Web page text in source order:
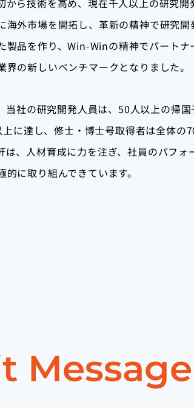
から技術を高め、現在千人以上の研究開
海外市場を開拓し、革新の精神で研究開
製品を作り、Win-Winの精神でパートナ
の新しいベンチマークとなりました。
社の研究開発人員は、50人以上の帰国
に達し、修士・博士号取得者は全体の
は、人材育成に力を注ぎ、社員のパフォ
に取り組んできています。
Message